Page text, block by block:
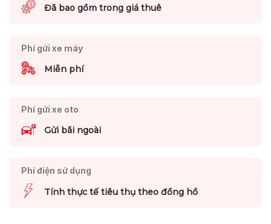
Đã bao gồm trong giá thuê
Phí gửi xe máy
Miễn phí
Phí gửi xe oto
Gửi bãi ngoài
Phí điện sử dụng
Tính thực tế tiêu thụ theo đồng hồ